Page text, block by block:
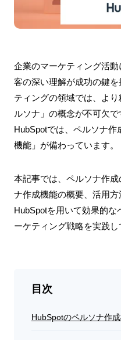
企業のマーケティング活
客の深い理解が成功の鍵
ティングの領域では、よ
ルソナ」の概念が不可欠
HubSpotでは、ペルソナ
機能」が備わっています。
本記事では、ペルソナ作
ナ作成機能の概要、活用方
HubSpotを用いて効果的
ーケティング戦略を実践し
目次
HubSpotのペルソナ作